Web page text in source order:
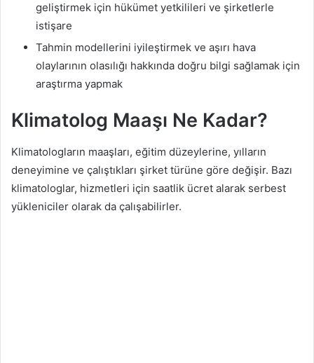
geliştirmek için hükümet yetkilileri ve şirketlerle
istişare
Tahmin modellerini iyileştirmek ve aşırı hava
olaylarının olasılığı hakkında doğru bilgi sağlamak için
araştırma yapmak
Klimatolog Maaşı Ne Kadar?
Klimatologların maaşları, eğitim düzeylerine, yılların
deneyimine ve çalıştıkları şirket türüne göre değişir. Bazı
klimatologlar, hizmetleri için saatlik ücret alarak serbest
yükleniciler olarak da çalışabilirler.